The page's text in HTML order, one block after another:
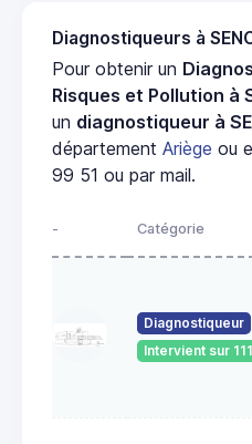
Diagnostiqueurs à
Pour obtenir un
Risques et Pollution à
un diagnostiqueur à
département Ariège ou
99 51 ou par mail.
- Catégorie
Diagnostiqueur
Intervient sur